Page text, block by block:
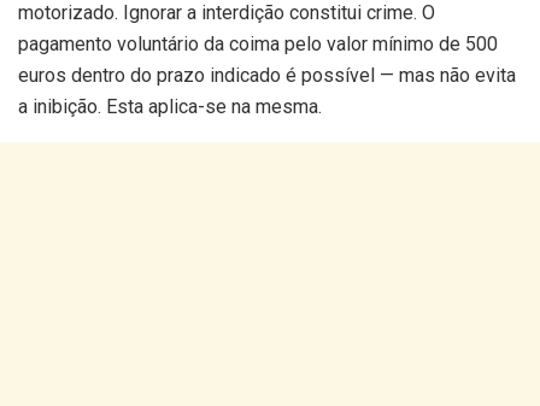
motorizado. Ignorar a interdição constitui crime. O
pagamento voluntário da coima pelo valor mínimo de 500
euros dentro do prazo indicado é possível — mas não evita
a inibição. Esta aplica-se na mesma.